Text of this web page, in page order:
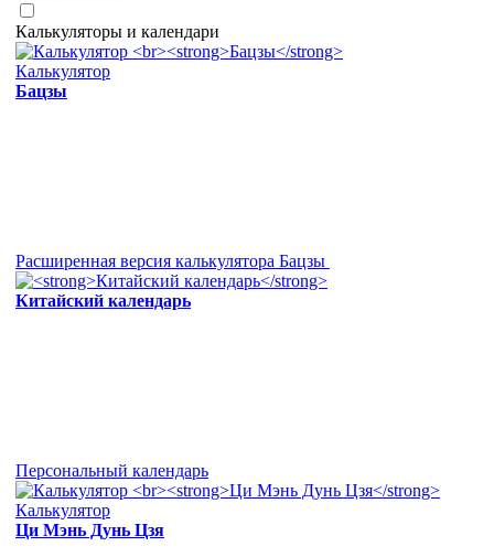
Калькуляторы и календари
Калькулятор
Бацзы
Расширенная версия калькулятора Бацзы
Китайский календарь
Персональный календарь
Калькулятор
Ци Мэнь Дунь Цзя